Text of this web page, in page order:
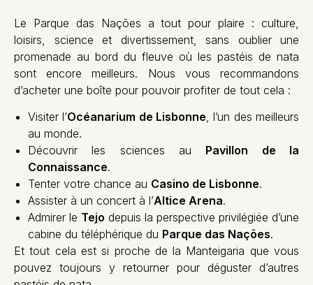
Le Parque das Nações a tout pour plaire : culture,
loisirs, science et divertissement, sans oublier une
promenade au bord du fleuve où les pastéis de nata
sont encore meilleurs. Nous vous recommandons
d’acheter une boîte pour pouvoir profiter de tout cela :
Visiter l’Océanarium de Lisbonne, l’un des meilleurs
au monde.
Découvrir les sciences au Pavillon de la
Connaissance.
Tenter votre chance au Casino de Lisbonne.
Assister à un concert à l’Altice Arena.
Admirer le Tejo depuis la perspective privilégiée d’une
cabine du téléphérique du Parque das Nações.
Et tout cela est si proche de la Manteigaria que vous
pouvez toujours y retourner pour déguster d’autres